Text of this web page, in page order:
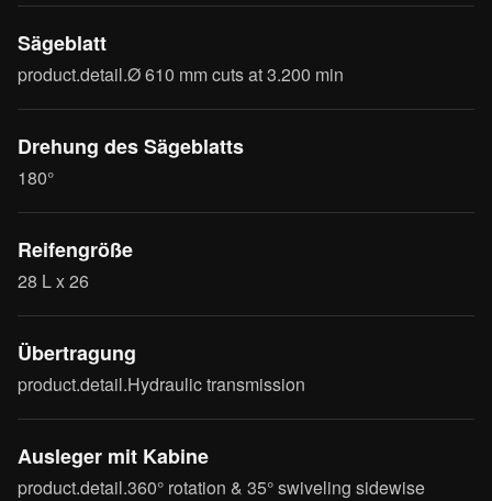
Sägeblatt
product.detail.Ø 610 mm cuts at 3.200 min
Drehung des Sägeblatts
180°
Reifengröße
28 L x 26
Übertragung
product.detail.Hydraulic transmission
Ausleger mit Kabine
product.detail.360° rotation & 35° swiveling sidewise